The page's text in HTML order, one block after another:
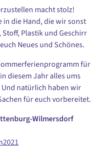
macht stolz!
in die Hand, die wir sonst
Plastik und Geschirr
Neues und Schönes.
für
diesem Jahr alles ums
natürlich haben wir
für euch vorbereitet.
Wilmersdorf